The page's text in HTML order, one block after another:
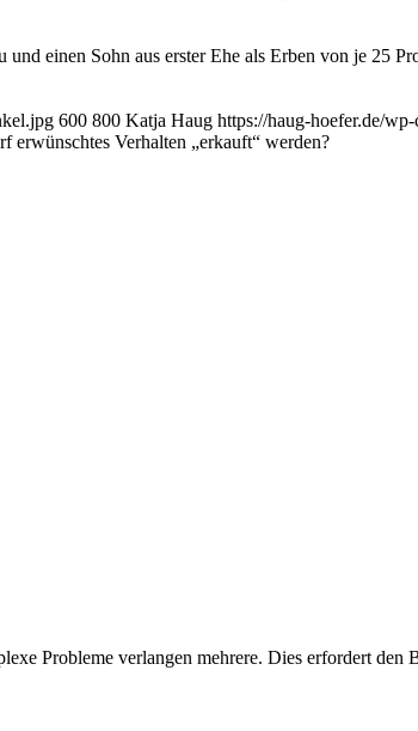
einen Sohn aus erster Ehe als Erben von je 25
600 800 Katja Haug https://haug-hoefer.de/
erwünschtes Verhalten „erkauft“ werden?
Probleme verlangen mehrere. Dies erfordert